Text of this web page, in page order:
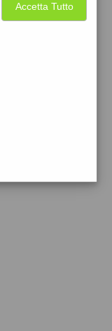
Accetta Tutto